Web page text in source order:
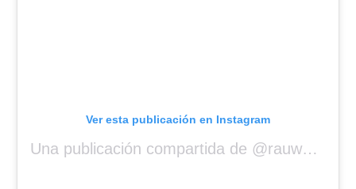
Ver esta publicación en Instagram
Una publicación compartida de @rauwalejandro